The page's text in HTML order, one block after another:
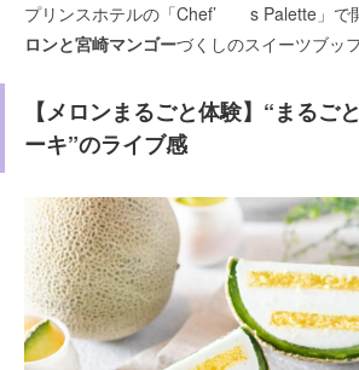
プリンスホテルの「Chef’ s Palette」で開
ロンと宮崎マンゴーづくしのスイーツブッ
【メロンまるごと体験】“まるご
ーキ”のライブ感